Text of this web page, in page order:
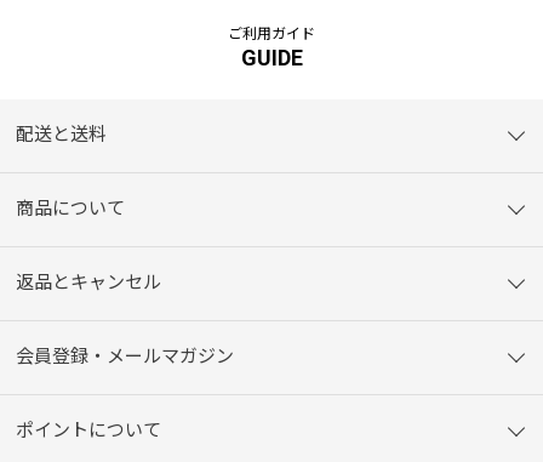
ご利用ガイド
GUIDE
配送と送料
商品について
返品とキャンセル
会員登録・メールマガジン
ポイントについて